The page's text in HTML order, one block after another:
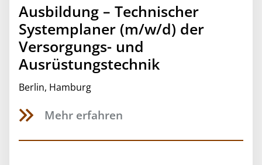
Ausbildung – Technischer
Systemplaner (m/w/d) der
Versorgungs- und
Ausrüstungstechnik
Berlin, Hamburg
Mehr erfahren